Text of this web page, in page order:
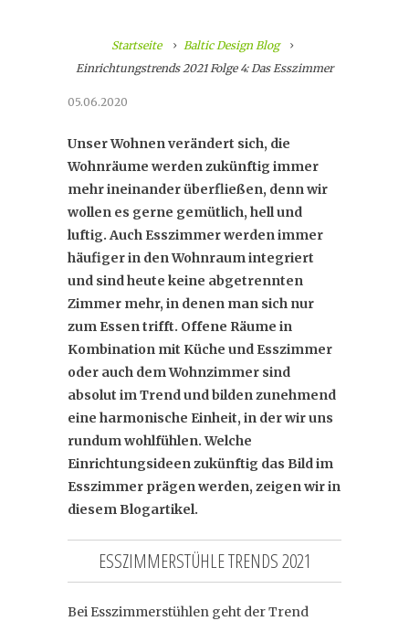
Startseite
Baltic Design Blog
Einrichtungstrends 2021 Folge 4: Das Esszimmer
05.06.2020
Unser Wohnen verändert sich, die
Wohnräume werden zukünftig immer
mehr ineinander überfließen, denn wir
wollen es gerne gemütlich, hell und
luftig. Auch Esszimmer werden immer
häufiger in den Wohnraum integriert
und sind heute keine abgetrennten
Zimmer mehr, in denen man sich nur
zum Essen trifft. Offene Räume in
Kombination mit Küche und Esszimmer
oder auch dem Wohnzimmer sind
absolut im Trend und bilden zunehmend
eine harmonische Einheit, in der wir uns
rundum wohlfühlen. Welche
Einrichtungsideen zukünftig das Bild im
Esszimmer prägen werden, zeigen wir in
diesem Blogartikel.
ESSZIMMERSTÜHLE TRENDS 2021
Bei Esszimmerstühlen geht der Trend